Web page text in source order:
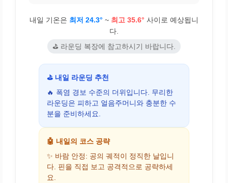
내일 기온은 최저 24.3° ~ 최고 35.6° 사이로 예상됩니
다.
⛳ 라운딩 복장에 참고하시기 바랍니다.
⛳ 내일 라운딩 추천
🔥 폭염 경보 수준의 더위입니다. 무리한
라운딩은 피하고 얼음주머니와 충분한 수
분을 준비하세요.
🤖 내일의 코스 공략
✨ 바람 안정: 공의 궤적이 정직한 날입니
다. 핀을 직접 보고 공격적으로 공략하세
요.